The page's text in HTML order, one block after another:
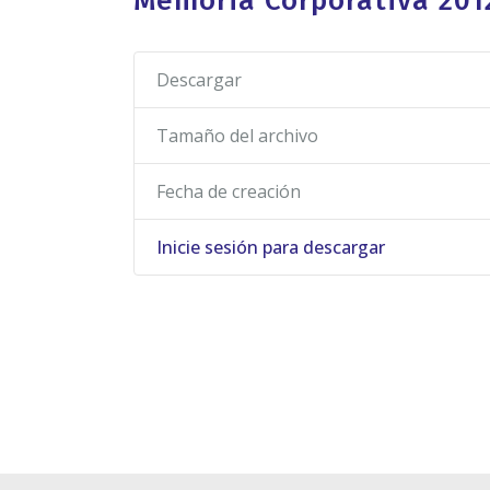
Descargar
Tamaño del archivo
Fecha de creación
Inicie sesión para descargar